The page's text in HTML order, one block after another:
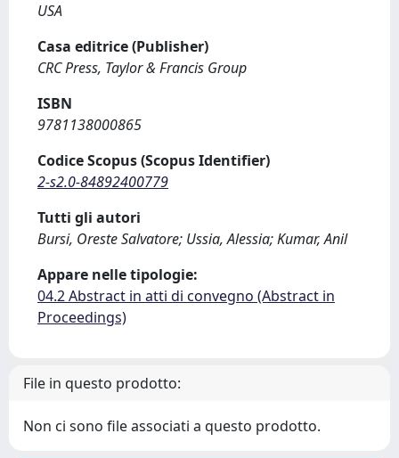
USA
Casa editrice (Publisher)
CRC Press, Taylor & Francis Group
ISBN
9781138000865
Codice Scopus (Scopus Identifier)
2-s2.0-84892400779
Tutti gli autori
Bursi, Oreste Salvatore; Ussia, Alessia; Kumar, Anil
Appare nelle tipologie:
04.2 Abstract in atti di convegno (Abstract in
Proceedings)
File in questo prodotto:
Non ci sono file associati a questo prodotto.